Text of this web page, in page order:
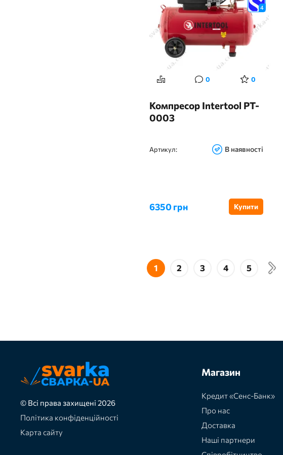
4
0 0
Компресор Intertool PT-
0003
Артикул: В наявності
6350 грн Купити
1 2 3 4 5
© Всі права захищені 2026
Політика конфіденційності
Карта сайту
Магазин
Кредит «Сенс-Банк»
Про нас
Доставка
Наші партнери